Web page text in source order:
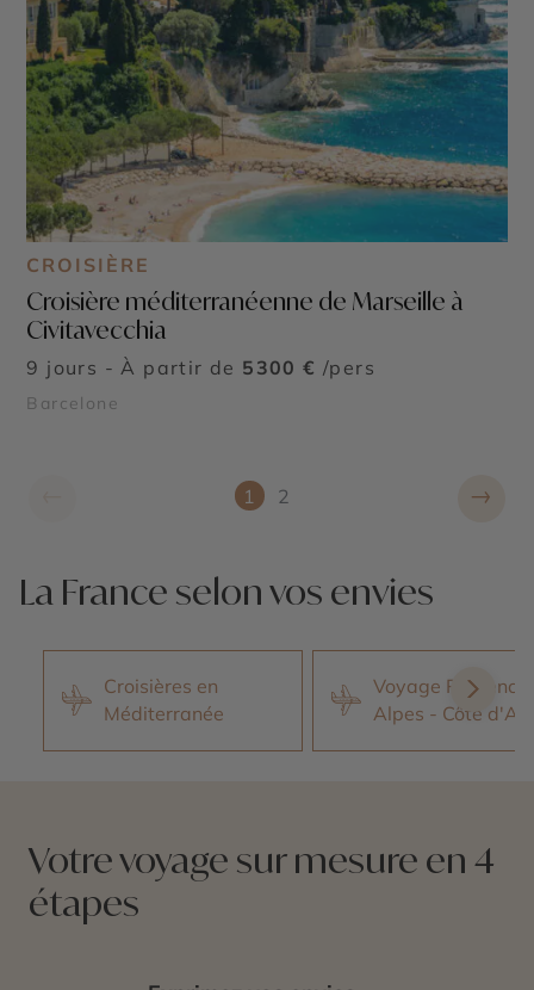
CROISIÈRE
Croisière méditerranéenne de Marseille à
Civitavecchia
9 jours - À partir de 5300 € /pers
Barcelone
1 2 →
La France selon vos envies
Croisières en
Méditerranée
Voyage Provence
Alpes - Côte
Votre voyage sur mesure en 4
étapes